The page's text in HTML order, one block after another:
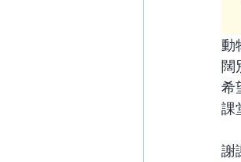
動
闊
希
課
謝